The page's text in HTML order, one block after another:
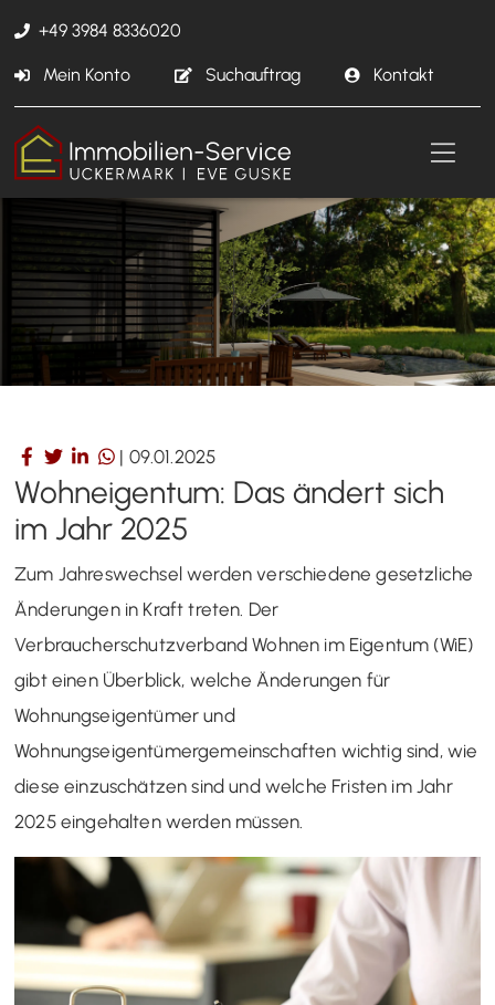
+49 3984 8336020
Mein Konto Suchauftrag Kontakt
| 09.01.2025
Wohneigentum: Das ändert sich
im Jahr 2025
Zum Jahreswechsel werden verschiedene gesetzliche
Änderungen in Kraft treten. Der
Verbraucherschutzverband Wohnen im Eigentum (WiE)
gibt einen Überblick, welche Änderungen für
Wohnungseigentümer und
Wohnungseigentümergemeinschaften wichtig sind, wie
diese einzuschätzen sind und welche Fristen im Jahr
2025 eingehalten werden müssen.